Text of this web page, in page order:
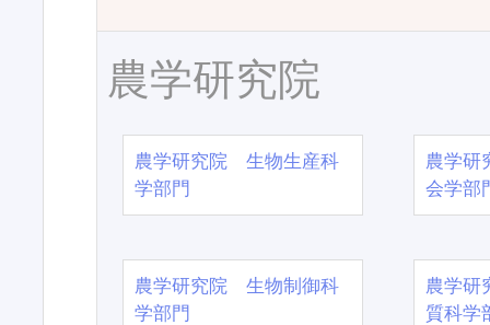
農学研究院
農学研究院 生物生産科
学部門
農学
会学部
農学研究院 生物制御科
学部門
農学
質科学